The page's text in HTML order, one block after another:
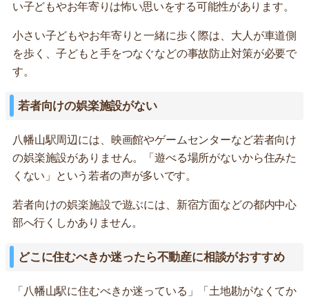
い子どもやお年寄りは怖い思いをする可能性があります。
小さい子どもやお年寄りと一緒に歩く際は、大人が車道側
を歩く、子どもと手をつなぐなどの事故防止対策が必要で
す。
若者向けの娯楽施設がない
八幡山駅周辺には、映画館やゲームセンターなど若者向け
の娯楽施設がありません。「遊べる場所がないから住みた
くない」という若者の声が多いです。
若者向けの娯楽施設で遊ぶには、新宿方面などの都内中心
部へ行くしかありません。
どこに住むべきか迷ったら不動産に相談がおすすめ
「八幡山駅に住むべきか迷っている」「土地勘がなくてか